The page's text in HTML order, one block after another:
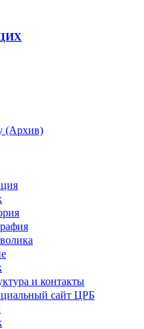
(Архив)
и контакты
сайт ЦРБ